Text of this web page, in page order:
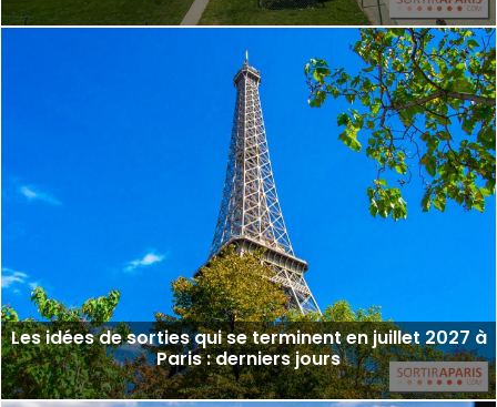
Les idées de sorties qui se terminent en juillet 2027 à
Paris : derniers jours